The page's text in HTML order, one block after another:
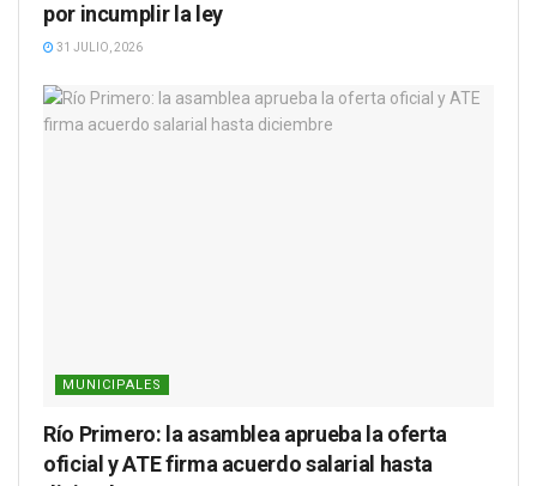
por incumplir la ley
31 JULIO, 2026
MUNICIPALES
Río Primero: la asamblea aprueba la oferta
oficial y ATE firma acuerdo salarial hasta